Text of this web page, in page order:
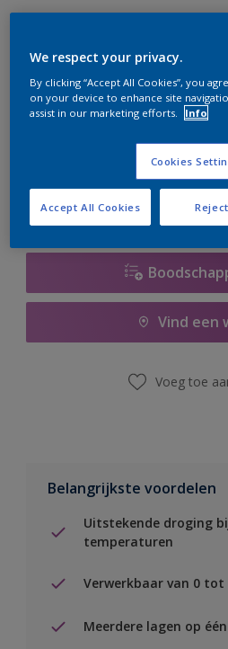
Op dit moment is het niet
er hard aan om de voorraad aan
Vind een
Voeg toe
Belangrijkste voordelen
Uitstekende droging
temperaturen
Verwerkbaar van 0 tot
Meerdere lagen op
We respect your privacy.
By clicking “Accept All Cookies”, you
on your device to enhance site
assist in our marketing efforts.
Info
Cookies
Accept All Cookies